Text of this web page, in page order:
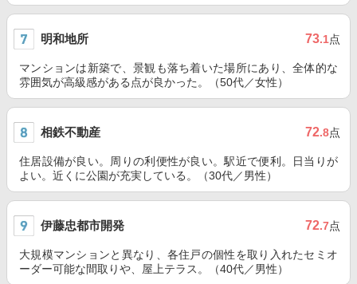
明和地所 73.1点
マンションは新築で、景観も落ち着いた場所にあり、全体的な
雰囲気が高級感がある点が良かった。（50代／女性）
相鉄不動産 72.8点
住居設備が良い。周りの利便性が良い。駅近で便利。日当りが
よい。近くに公園が充実している。（30代／男性）
伊藤忠都市開発 72.7点
大規模マンションと異なり、各住戸の個性を取り入れたセミオ
ーダー可能な間取りや、屋上テラス。（40代／男性）